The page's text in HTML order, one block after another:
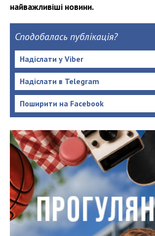
найважливіші новини.
Сподобалась публікація?
Надіслати у Viber
Надіслати в Telegram
Поширити на Facebook